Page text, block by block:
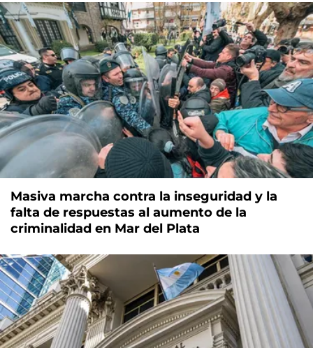
Masiva marcha contra la inseguridad y la
falta de respuestas al aumento de la
criminalidad en Mar del Plata